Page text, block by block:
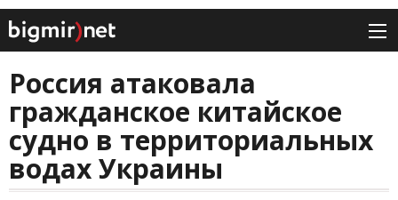
Россия атаковала
гражданское китайское
судно в территориальных
водах Украины